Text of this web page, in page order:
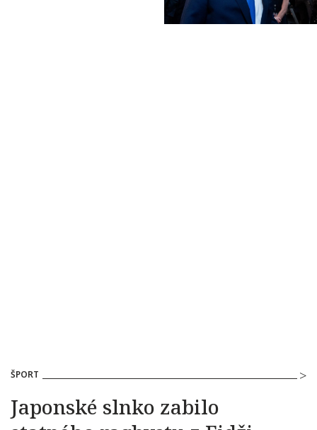
ŠPORT